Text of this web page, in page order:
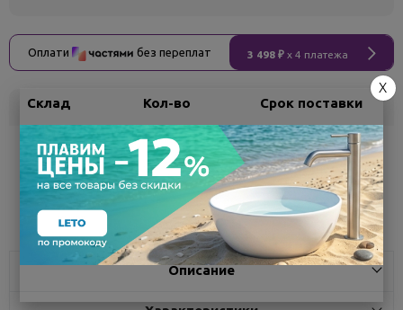
Оплати без переплат 3 498 ₽ x 4 платежа
Склад Кол-во Срок поставки
Белгород под заказ 7 - 14 дней
Поделиться
Описание
X